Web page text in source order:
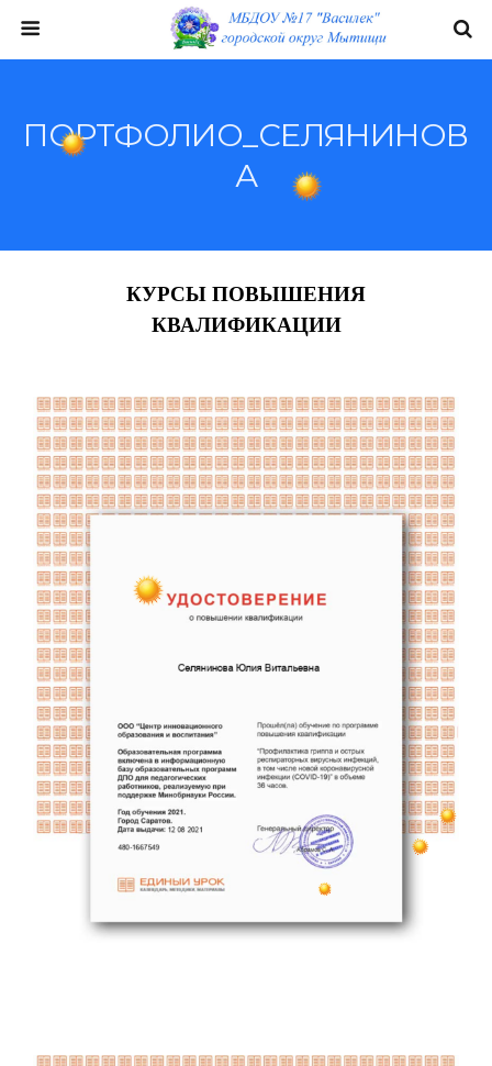
ПОРТФОЛИО_СЕЛЯНИНОВ
А
КУРСЫ ПОВЫШЕНИЯ
КВАЛИФИКАЦИИ